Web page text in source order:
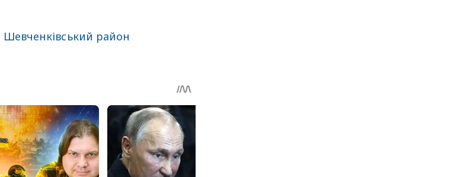
Шевченківський район